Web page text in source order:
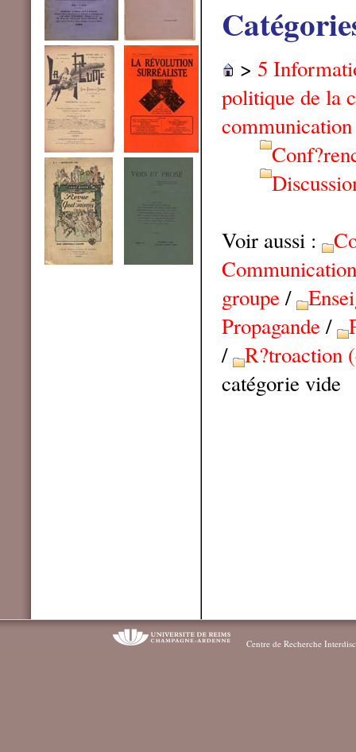
> 5
politique de la
communication
Voir aussi :
groupe/
Propagande/
/ R?troaction
catégorie vide
Centre de Recherche